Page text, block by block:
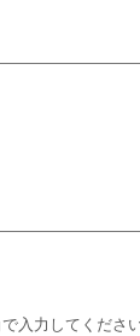
入力してくださ